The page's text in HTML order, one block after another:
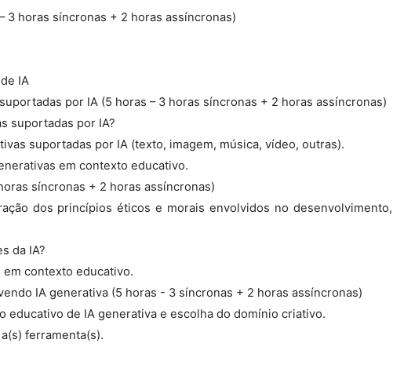
3 horas síncronas + 2 horas assíncronas)
IA
por IA (5 horas – 3 horas síncronas + 2 horas assíncronas)
suportadas por IA?
suportadas por IA (texto, imagem, música, vídeo, outras).
em contexto educativo.
síncronas + 2 horas assíncronas)
dos princípios éticos e morais envolvidos no desenvolvimento,
da IA?
em contexto educativo.
IA generativa (5 horas - 3 síncronas + 2 horas assíncronas)
educativo de IA generativa e escolha do domínio criativo.
ferramenta(s).